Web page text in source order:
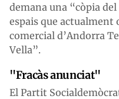
demana una “còpia
espais que actualment
comercial d’Andorra
Vella”.
"Fracàs anunciat"
El Partit